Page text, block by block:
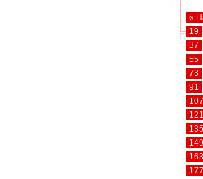
«
19
37
55
73
91
107
121
135
149
163
177